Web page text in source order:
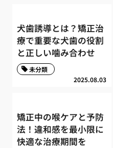
犬歯誘導とは？矯正治
療で重要な犬歯の役割
と正しい噛み合わせ
2025.08.03
未分類
矯正中の喉ケアと予防
法！違和感を最小限に
快適な治療期間を